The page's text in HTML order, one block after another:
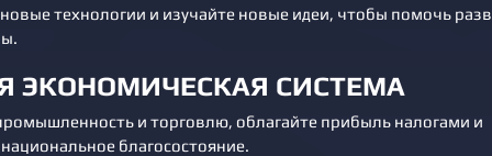
технологии и изучайте новые идеи, чтобы помочь
ЭКОНОМИЧЕСКАЯ СИСТЕМА
и торговлю, облагайте прибыль налогами и
благосостояние.